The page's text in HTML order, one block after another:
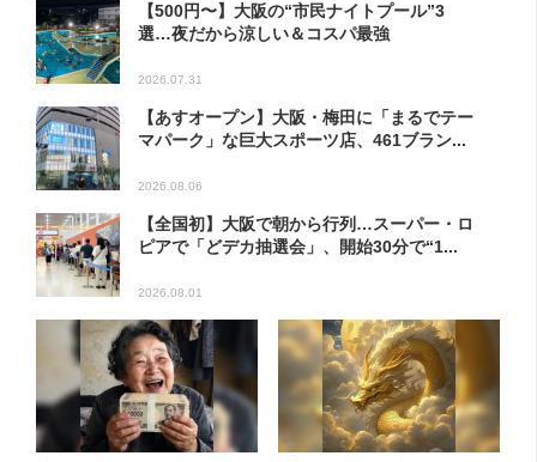
【500円〜】大阪の“市民ナイトプール”3
選…夜だから涼しい＆コスパ最強
2026.07.31
【あすオープン】大阪・梅田に「まるでテー
マパーク」な巨大スポーツ店、461ブラン...
2026.08.06
【全国初】大阪で朝から行列…スーパー・ロ
ピアで「どデカ抽選会」、開始30分で“1...
2026.08.01